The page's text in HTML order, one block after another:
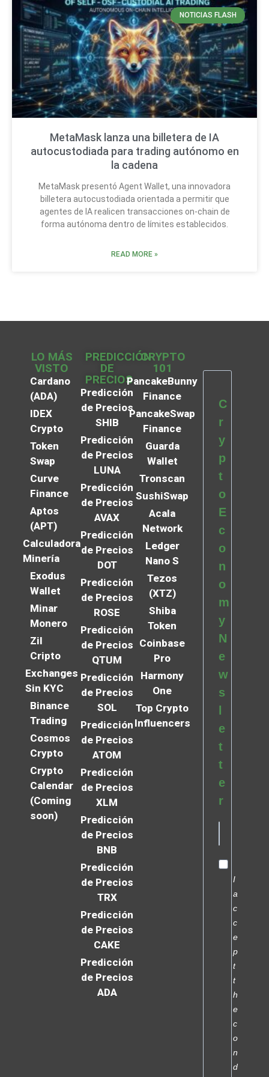
NOTICIAS FLASH
MetaMask lanza una billetera de IA
autocustodiada para trading autónomo en
la cadena
MetaMask presentó Agent Wallet, una innovadora
billetera autocustodiada orientada a permitir que
agentes de IA realicen transacciones on-chain de
forma autónoma dentro de límites establecidos.
READ MORE »
LO MÁS
VISTO
Cardano
(ADA)
IDEX
Crypto
Token
Swap
Curve
Finance
Aptos
(APT)
Calculadora
Minería
Exodus
Wallet
Minar
Monero
Zil
Cripto
Exchanges
Sin KYC
Binance
Trading
Cosmos
Crypto
Crypto
Calendar
(Coming
soon)
PREDICCIÓN
DE
PRECIOS
Predicción
de Precios
SHIB
Predicción
de Precios
LUNA
Predicción
de Precios
AVAX
Predicción
de Precios
DOT
Predicción
de Precios
ROSE
Predicción
de Precios
QTUM
Predicción
de Precios
SOL
Predicción
de Precios
ATOM
Predicción
de Precios
XLM
Predicción
de Precios
BNB
Predicción
de Precios
TRX
Predicción
de Precios
CAKE
Predicción
de Precios
ADA
CRYPTO
101
PancakeBunny
Finance
PancakeSwap
Finance
Guarda
Wallet
Tronscan
SushiSwap
Acala
Network
Ledger
Nano S
Tezos
(XTZ)
Shiba
Token
Coinbase
Pro
Harmony
One
Top Crypto
Influencers
C
r
y
p
t
o
E
c
o
n
o
m
y
N
e
w
s
e
t
t
e
r
I
a
c
c
e
p
t
t
h
e
c
o
n
d